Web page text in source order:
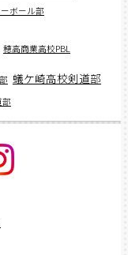
ボール部
穂高商業高校PBL
蟻ケ崎高校剣道部